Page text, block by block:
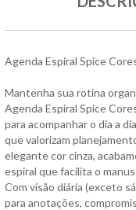
Agenda Espiral Spice
Mantenha sua rotina
Agenda Espiral Spice
para acompanhar o dia a
que valorizam
elegante cor cinza,
espiral que facilita o
Com visão diária (exceto
para anotações,